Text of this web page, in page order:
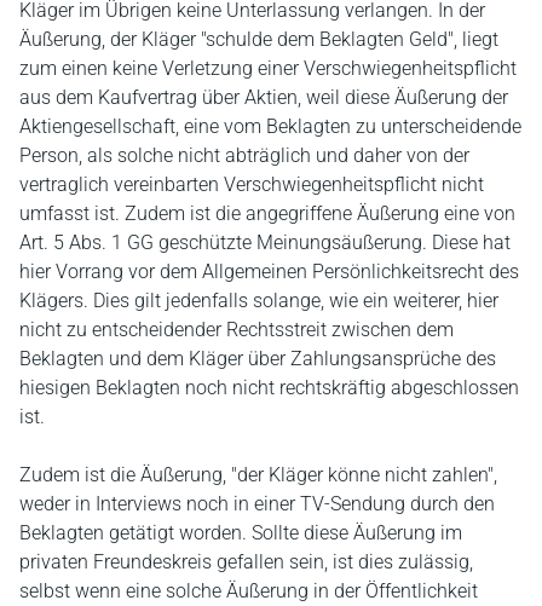
Kläger im Übrigen keine Unterlassung verlangen. In der
Äußerung, der Kläger "schulde dem Beklagten Geld", liegt
zum einen keine Verletzung einer Verschwiegenheitspflicht
aus dem Kaufvertrag über Aktien, weil diese Äußerung der
Aktiengesellschaft, eine vom Beklagten zu unterscheidende
Person, als solche nicht abträglich und daher von der
vertraglich vereinbarten Verschwiegenheitspflicht nicht
umfasst ist. Zudem ist die angegriffene Äußerung eine von
Art. 5 Abs. 1 GG geschützte Meinungsäußerung. Diese hat
hier Vorrang vor dem Allgemeinen Persönlichkeitsrecht des
Klägers. Dies gilt jedenfalls solange, wie ein weiterer, hier
nicht zu entscheidender Rechtsstreit zwischen dem
Beklagten und dem Kläger über Zahlungsansprüche des
hiesigen Beklagten noch nicht rechtskräftig abgeschlossen
ist.
Zudem ist die Äußerung, "der Kläger könne nicht zahlen",
weder in Interviews noch in einer TV-Sendung durch den
Beklagten getätigt worden. Sollte diese Äußerung im
privaten Freundeskreis gefallen sein, ist dies zulässig,
selbst wenn eine solche Äußerung in der Öffentlichkeit